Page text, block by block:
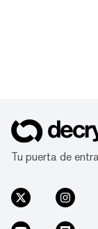
Tu puerta de